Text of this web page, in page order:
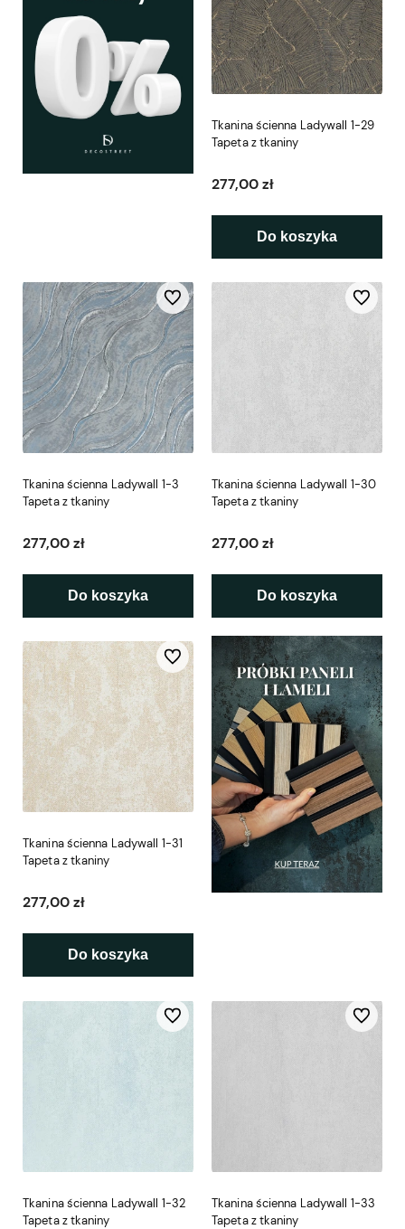
Tkanina ścienna Ladywall 1-29
Tapeta z tkaniny
277,00 zł
Do koszyka
Tkanina ścienna Ladywall 1-3
Tapeta z tkaniny
277,00 zł
Do koszyka
Do ulubionych
Tkanina ścienna Ladywall 1-30
Tapeta z tkaniny
277,00 zł
Do koszyka
Do
Tkanina ścienna Ladywall 1-31
Tapeta z tkaniny
277,00 zł
Do koszyka
Do ulubionych
Tkanina ścienna Ladywall 1-32
Tapeta z tkaniny
Do ulubionych
Tkanina ścienna Ladywall 1-33
Tapeta z tkaniny
Do